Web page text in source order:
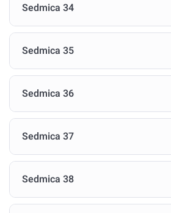
Sedmica 34
Sedmica 35
Sedmica 36
Sedmica 37
Sedmica 38